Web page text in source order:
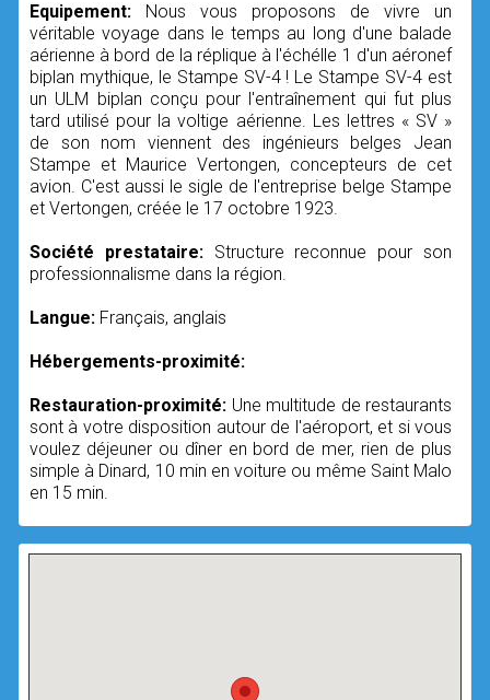
Equipement: Nous vous proposons de vivre un
véritable voyage dans le temps au long d'une balade
aérienne à bord de la réplique à l'échélle 1 d'un aéronef
biplan mythique, le Stampe SV-4 ! Le Stampe SV-4 est
un ULM biplan conçu pour l'entraînement qui fut plus
tard utilisé pour la voltige aérienne. Les lettres « SV »
de son nom viennent des ingénieurs belges Jean
Stampe et Maurice Vertongen, concepteurs de cet
avion. C'est aussi le sigle de l'entreprise belge Stampe
et Vertongen, créée le 17 octobre 1923.
Société prestataire: Structure reconnue pour son
professionnalisme dans la région.
Langue: Français, anglais
Hébergements-proximité:
Restauration-proximité: Une multitude de restaurants
sont à votre disposition autour de l'aéroport, et si vous
voulez déjeuner ou dîner en bord de mer, rien de plus
simple à Dinard, 10 min en voiture ou même Saint Malo
en 15 min.